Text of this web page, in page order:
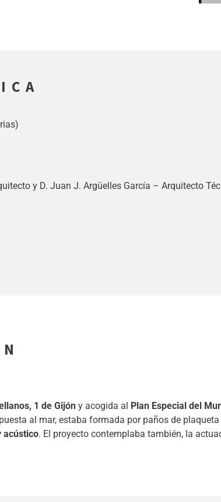
y D. Juan J. Argüelles García – Arquitecto
1 de Gijón y acogida al Plan Especial del
al mar, estaba formada por paños de
acústico. El proyecto contemplaba también, la